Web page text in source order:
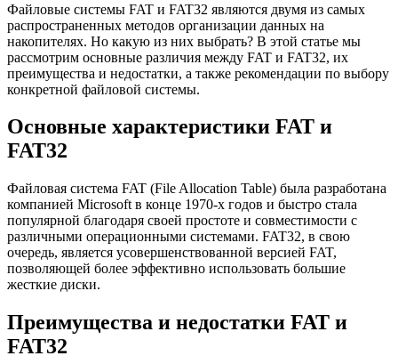
Файловые системы FAT и FAT32 являются двумя из самых
распространенных методов организации данных на
накопителях. Но какую из них выбрать? В этой статье мы
рассмотрим основные различия между FAT и FAT32, их
преимущества и недостатки, а также рекомендации по выбору
конкретной файловой системы.
Основные характеристики FAT и
FAT32
Файловая система FAT (File Allocation Table) была разработана
компанией Microsoft в конце 1970-х годов и быстро стала
популярной благодаря своей простоте и совместимости с
различными операционными системами. FAT32, в свою
очередь, является усовершенствованной версией FAT,
позволяющей более эффективно использовать большие
жесткие диски.
Преимущества и недостатки FAT и
FAT32